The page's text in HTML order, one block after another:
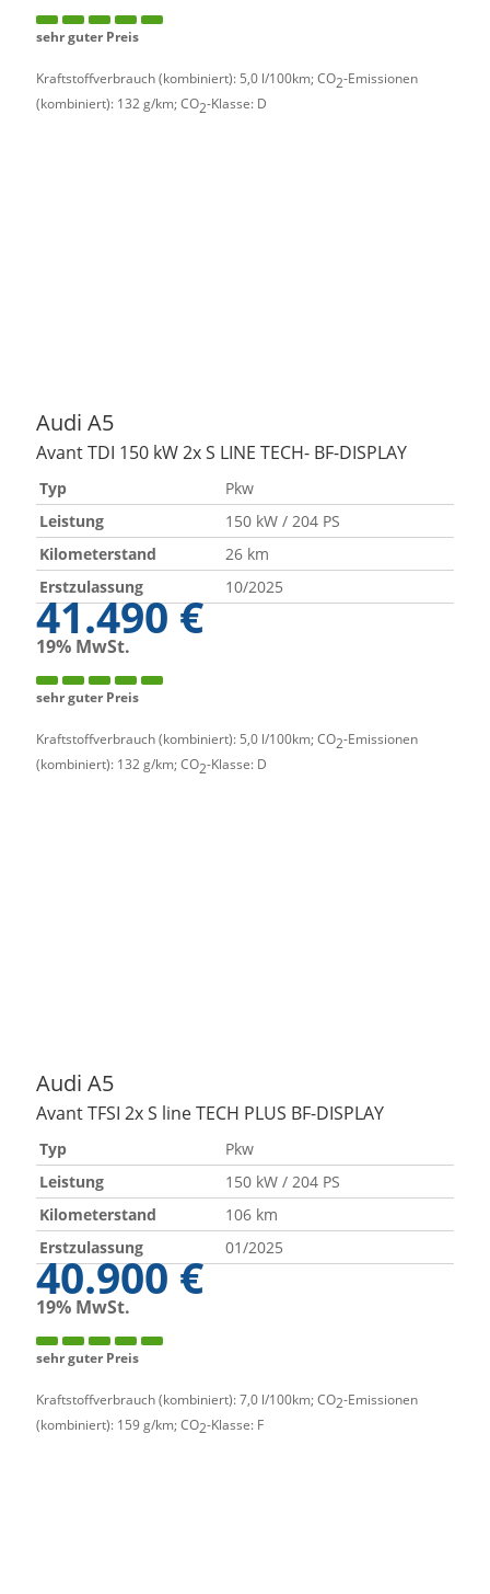
sehr guter Preis
Kraftstoffverbrauch (kombiniert): 5,0 l/100km;CO2-Emissionen
(kombiniert): 132 g/km;CO2-Klasse: D
Audi A5
Avant TDI 150 kW 2x S LINE TECH- BF-DISPLAY
Typ
Pkw
Leistung
150 kW / 204 PS
Kilometerstand
26 km
Erstzulassung
10/2025
41.490 €
19% MwSt.
sehr guter Preis
Kraftstoffverbrauch (kombiniert): 5,0 l/100km;CO2-Emissionen
(kombiniert): 132 g/km;CO2-Klasse: D
Audi A5
Avant TFSI 2x S line TECH PLUS BF-DISPLAY
Typ
Pkw
Leistung
150 kW / 204 PS
Kilometerstand
106 km
Erstzulassung
01/2025
40.900 €
19% MwSt.
sehr guter Preis
Kraftstoffverbrauch (kombiniert):7,0 l/100km;CO2-Emissionen
(kombiniert): 159 g/km;CO2-Klasse: F